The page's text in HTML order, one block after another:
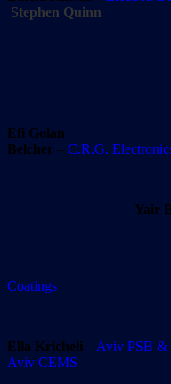
Stephen Quinn
C.R.G.
Efi Golan
Belcher – C.R.G.
Yair Ben-
Tal
Coatings
Ella Kricheli – Aviv PSB &
Aviv CEMS